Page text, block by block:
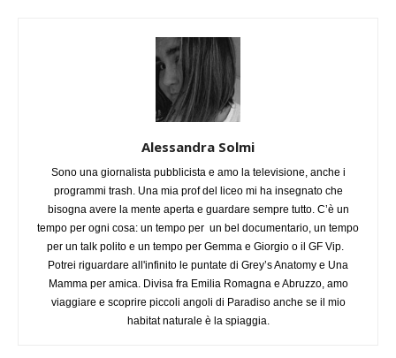
Alessandra Solmi
Sono una giornalista pubblicista e amo la televisione, anche i
programmi trash. Una mia prof del liceo mi ha insegnato che
bisogna avere la mente aperta e guardare sempre tutto. C’è un
tempo per ogni cosa: un tempo per un bel documentario, un tempo
per un talk polito e un tempo per Gemma e Giorgio o il GF Vip.
Potrei riguardare all'infinito le puntate di Grey’s Anatomy e Una
Mamma per amica. Divisa fra Emilia Romagna e Abruzzo, amo
viaggiare e scoprire piccoli angoli di Paradiso anche se il mio
habitat naturale è la spiaggia.